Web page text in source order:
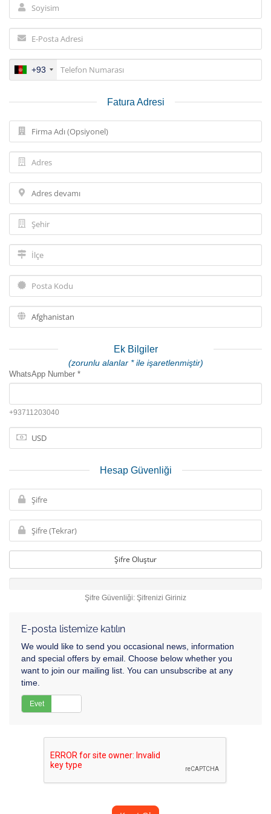
+93
Fatura Adresi
Ek Bilgiler
(zorunlu alanlar * ile işaretlenmiştir)
WhatsApp Number *
+93711203040
Hesap Güvenliği
Şifre Oluştur
Şifre Güvenliği: Şifrenizi Giriniz
E-posta listemize katılın
We would like to send you occasional news, information
and special offers by email. Choose below whether you
want to join our mailing list. You can unsubscribe at any
time.
Evet